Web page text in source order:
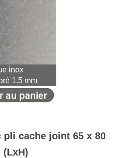
inox
1.5 mm
pli cache joint 65 x 80
(LxH)